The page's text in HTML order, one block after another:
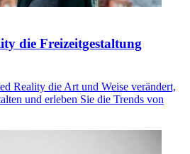
die Freizeitgestaltung
Reality die Art und Weise verändert,
und erleben Sie die Trends von